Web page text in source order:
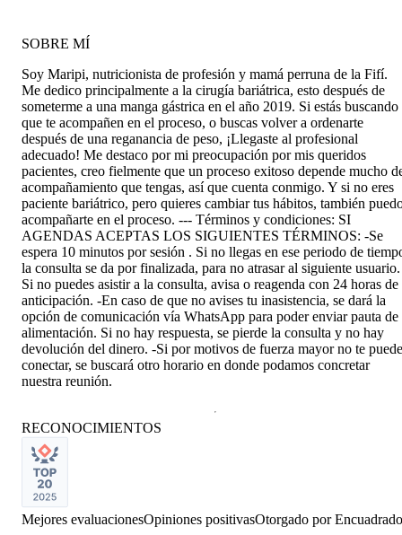
SOBRE MÍ
Soy Maripi, nutricionista de profesión y mamá perruna de la Fifí.
Me dedico principalmente a la cirugía bariátrica, esto después de
someterme a una manga gástrica en el año 2019. Si estás buscando
que te acompañen en el proceso, o buscas volver a ordenarte
después de una reganancia de peso, ¡Llegaste al profesional
adecuado! Me destaco por mi preocupación por mis queridos
pacientes, creo fielmente que un proceso exitoso depende mucho
acompañamiento que tengas, así que cuenta conmigo. Y si no eres
paciente bariátrico, pero quieres cambiar tus hábitos, también
acompañarte en el proceso. --- Términos y condiciones: SI
AGENDAS ACEPTAS LOS SIGUIENTES TÉRMINOS: -Se
espera 10 minutos por sesión . Si no llegas en ese periodo de
la consulta se da por finalizada, para no atrasar al siguiente
Si no puedes asistir a la consulta, avisa o reagenda con 24 horas de
anticipación. -En caso de que no avises tu inasistencia, se dará la
opción de comunicación vía WhatsApp para poder enviar pauta de
alimentación. Si no hay respuesta, se pierde la consulta y no hay
devolución del dinero. -Si por motivos de fuerza mayor no te
conectar, se buscará otro horario en donde podamos concretar
nuestra reunión.
RECONOCIMIENTOS
Mejores evaluacionesOpiniones positivasOtorgado porEncuadrado